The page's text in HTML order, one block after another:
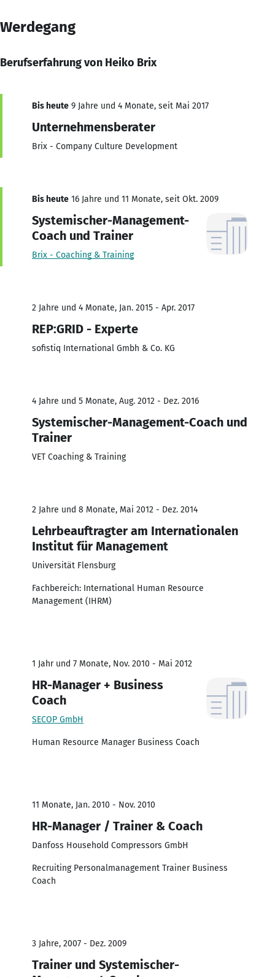
Werdegang
Berufserfahrung von Heiko Brix
Bis heute 9 Jahre und 4 Monate, seit Mai 2017
Unternehmensberater
Brix - Company Culture Development
Bis heute 16 Jahre und 11 Monate, seit Okt. 2009
Systemischer-Management-
Coach und Trainer
Brix - Coaching & Training
2 Jahre und 4 Monate, Jan. 2015 - Apr. 2017
REP:GRID - Experte
sofistiq International Gmbh & Co. KG
4 Jahre und 5 Monate, Aug. 2012 - Dez. 2016
Systemischer-Management-Coach und
Trainer
VET Coaching & Training
2 Jahre und 8 Monate, Mai 2012 - Dez. 2014
Lehrbeauftragter am Internationalen
Institut für Management
Universität Flensburg
Fachbereich: International Human Resource
Management (IHRM)
1 Jahr und 7 Monate, Nov. 2010 - Mai 2012
HR-Manager + Business
Coach
SECOP GmbH
Human Resource Manager Business Coach
11 Monate, Jan. 2010 - Nov. 2010
HR-Manager / Trainer & Coach
Danfoss Household Compressors GmbH
Recruiting Personalmanagement Trainer Business
Coach
3 Jahre, 2007 - Dez. 2009
Trainer und Systemischer-